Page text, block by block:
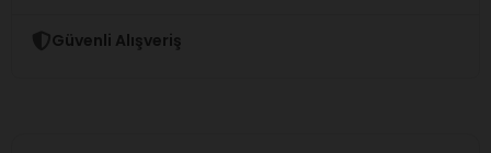
Güvenli Alışveriş